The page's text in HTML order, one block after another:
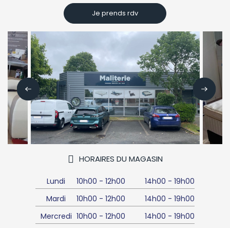
Je prends rdv
HORAIRES DU MAGASIN
Lundi 10h00 - 12h00 14h00 - 19h00
Mardi
10h00 - 12h00 14h00 - 19h00
Mercredi 10h00 - 12h00 14h00 - 19h00